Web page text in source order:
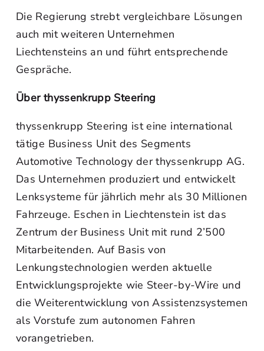
Die Regierung strebt vergleichbare Lösungen
auch mit weiteren Unternehmen
Liechtensteins an und führt entsprechende
Gespräche.
Über thyssenkrupp Steering
thyssenkrupp Steering ist eine international
tätige Business Unit des Segments
Automotive Technology der thyssenkrupp AG.
Das Unternehmen produziert und entwickelt
Lenksysteme für jährlich mehr als 30 Millionen
Fahrzeuge. Eschen in Liechtenstein ist das
Zentrum der Business Unit mit rund 2’500
Mitarbeitenden. Auf Basis von
Lenkungstechnologien werden aktuelle
Entwicklungsprojekte wie Steer-by-Wire und
die Weiterentwicklung von Assistenzsystemen
als Vorstufe zum autonomen Fahren
vorangetrieben.